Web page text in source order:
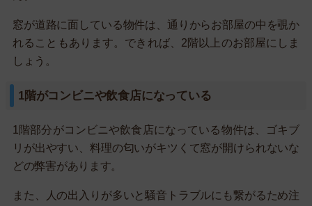
窓が道路に面している物件は、通りからお部屋の中を覗か
れることもあります。できれば、2階以上のお部屋にしま
しょう。
1階がコンビニや飲食店になっている
1階部分がコンビニや飲食店になっている物件は、ゴキブ
リが出やすい、料理の匂いがキツくて窓が開けられないな
どの弊害があります。
また、人の出入りが多いと騒音トラブルにも繋がるため注